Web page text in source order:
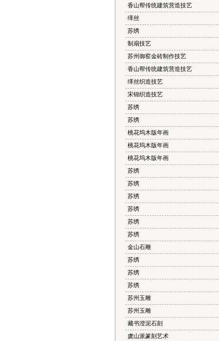
香山帮传统建筑营造技艺
缂丝
苏绣
制扇技艺
苏州御窑金砖制作技艺
香山帮传统建筑营造技艺
缂丝织造技艺
宋锦织造技艺
苏绣
苏绣
桃花坞木版年画
桃花坞木版年画
桃花坞木版年画
苏绣
苏绣
苏绣
苏绣
苏绣
苏绣
金山石雕
苏绣
苏绣
苏绣
苏州玉雕
苏州玉雕
藏书澄泥石刻
虞山派篆刻艺术